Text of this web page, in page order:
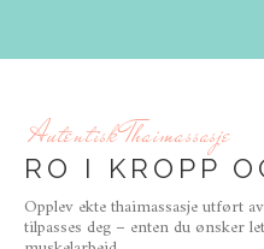
Autentisk Thaimassasje
RO I KROPP
Opplev ekte thaimassasje utført
tilpasses deg – enten du ønsker